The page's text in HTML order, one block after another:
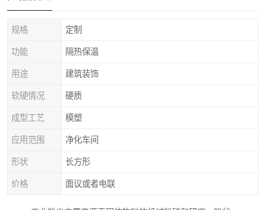
规格 定制
功能 隔热保温
用途 建筑装饰
软硬情况 硬质
成型工艺 模塑
应用范围 净化车间
形状 长方形
价格 面议或者电联